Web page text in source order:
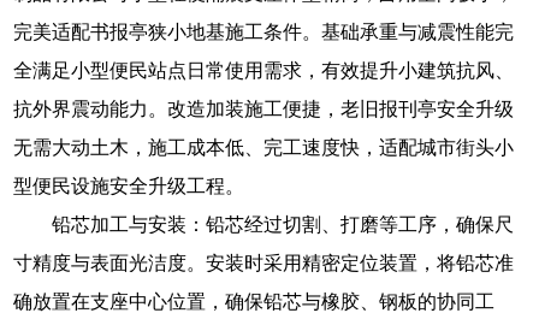
完美适配书报亭狭小地基施工条件。基础承重与减震性能完
全满足小型便民站点日常使用需求，有效提升小建筑抗风、
抗外界震动能力。改造加装施工便捷，老旧报刊亭安全升级
无需大动土木，施工成本低、完工速度快，适配城市街头小
型便民设施安全升级工程。
铅芯加工与安装：铅芯经过切割、打磨等工序，确保尺
寸精度与表面光洁度。安装时采用精密定位装置，将铅芯准
确放置在支座中心位置，确保铅芯与橡胶、钢板的协同工